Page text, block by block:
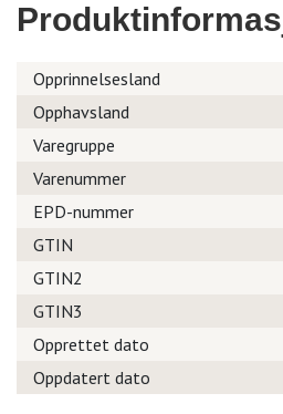
Opprinnelsesland
Opphavsland
Varegruppe
Varenummer
EPD-nummer
GTIN
GTIN2
GTIN3
Opprettet dato
Oppdatert dato